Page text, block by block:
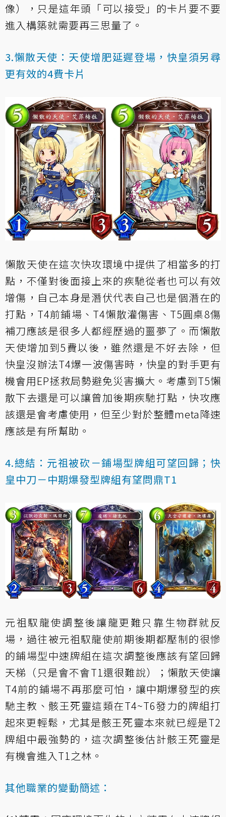
像），只是這年頭「可以接受」的卡片要不要
進入構築就需要再三思量了。
3.懶散天使：天使增肥延遲登場，快皇須另尋
更有效的4費卡片
懶散天使在這次快攻環境中提供了相當多的打
點，不僅對後面接上來的疾馳從者也可以有效
增傷，自己本身是潛伏代表自己也是個潛在的
打點，T4前鋪場、T4懶散灌傷害、T5圓桌8傷
補刀應該是很多人都經歷過的噩夢了。而懶散
天使增加到5費以後，雖然還是不好去除，但
快皇沒辦法T4爆一波傷害時，快皇的對手更有
機會用EP拯救局勢避免災害擴大。考慮到T5懶
散下去還是可以讓曾加後期疾馳打點，快攻應
該還是會考慮使用，但至少對於整體meta降速
應該是有所幫助。
4.總結：元祖被砍－鋪場型牌組可望回歸；快
皇中刀－中期爆發型牌組有望問鼎T1
元祖馭龍使調整後讓龍更難只靠生物群就反
場，過往被元祖馭龍使前期後期都壓制的很慘
的鋪場型中速牌組在這次調整後應該有望回歸
天梯（只是會不會T1還很難說）；懶散天使讓
T4前的鋪場不再那麼可怕，讓中期爆發型的疾
馳主教、骸王死靈這類在T4~T6發力的牌組打
起來更輕鬆，尤其是骸王死靈本來就已經是T2
牌組中最強勢的，這次調整後估計骸王死靈是
有機會進入T1之林。
其他職業的變動簡述：